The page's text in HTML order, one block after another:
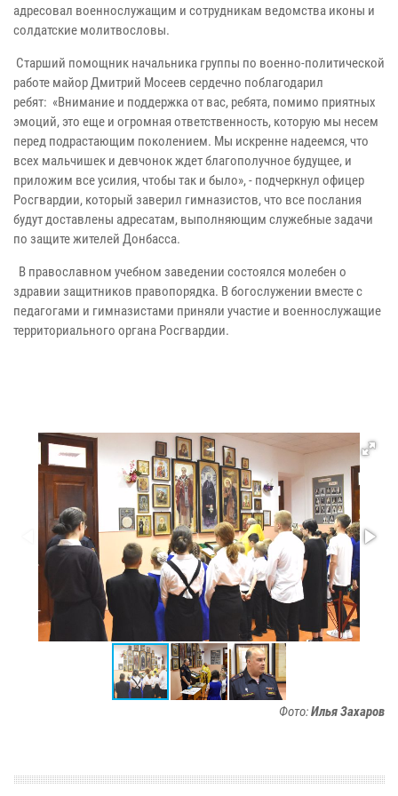
адресовал военнослужащим и сотрудникам ведомства иконы и
солдатские молитвословы.
Старший помощник начальника группы по военно-политической
работе майор Дмитрий Мосеев сердечно поблагодарил
ребят: «Внимание и поддержка от вас, ребята, помимо приятных
эмоций, это еще и огромная ответственность, которую мы несем
перед подрастающим поколением. Мы искренне надеемся, что
всех мальчишек и девчонок ждет благополучное будущее, и
приложим все усилия, чтобы так и было», - подчеркнул офицер
Росгвардии, который заверил гимназистов, что все послания
будут доставлены адресатам, выполняющим служебные задачи
по защите жителей Донбасса.
В православном учебном заведении состоялся молебен о
здравии защитников правопорядка. В богослужении вместе с
педагогами и гимназистами приняли участие и военнослужащие
территориального органа Росгвардии.
Фото:Илья Захаров